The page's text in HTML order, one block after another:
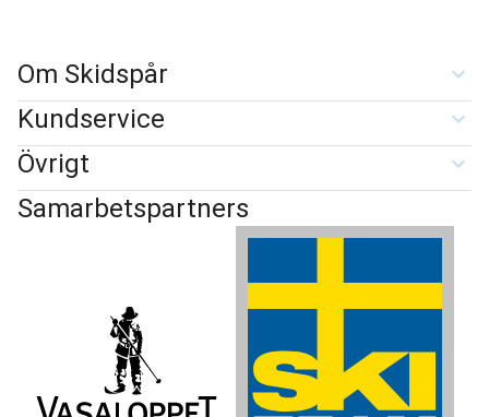
Om Skidspår
Kundservice
Övrigt
Samarbetspartners